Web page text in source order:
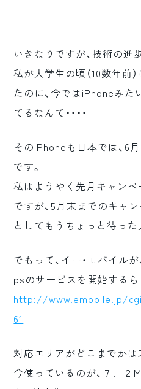
ロゴマーク制作
いきなりですが、技術の進
私が大学生の頃（10数年前
たのに、今ではiPhoneみた
てるなんて・・・・
そのiPhoneも日本では、6
です。
私はようやく先月キャン
ですが、5月末までのキャ
としてもうちょっと待った
でもって、イー・モバイル
psのサービスを開始するら
http://www.emobile.jp/
61
対応エリアがどこまでかは
今使っているのが、７．２